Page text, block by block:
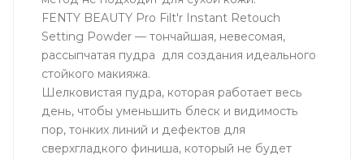
FENTY BEAUTY Pro Filt'r Instant Retouch
Setting Powder — тончайшая, невесомая,
рассыпчатая пудра для создания идеального
стойкого макияжа.
Шелковистая пудра, которая работает весь
день, чтобы уменьшить блеск и видимость
пор, тонких линий и дефектов для
сверхгладкого финиша, который не будет